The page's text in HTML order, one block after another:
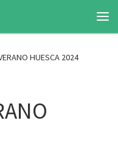
HUESCA 2024